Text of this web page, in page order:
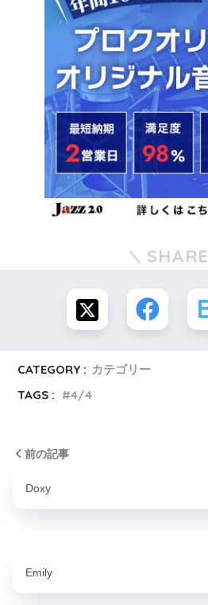
SHARE
CATEGORY : カテゴリー
TAGS :
4/4
前の記事
Doxy
Emily